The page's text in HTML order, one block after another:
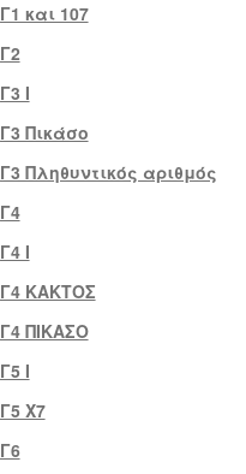
Γ1 και 107
Γ2
Γ3 Ι
Γ3 Πικάσο
Γ3 Πληθυντικός αριθμός
Γ4
Γ4 Ι
Γ4 ΚΑΚΤΟΣ
Γ4 ΠΙΚΑΣΟ
Γ5 Ι
Γ5 Χ7
Γ6